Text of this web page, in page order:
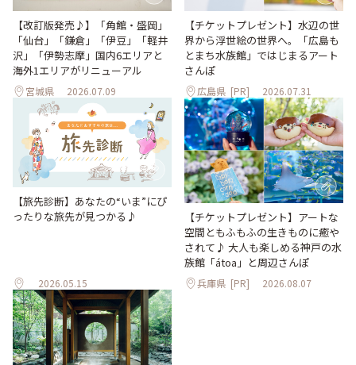
【改訂版発売♪】「角館・盛岡」
「仙台」「鎌倉」「伊豆」「軽井
沢」「伊勢志摩」国内6エリアと
海外1エリアがリニューアル
宮城県 2026.07.09
【チケットプレゼント】水辺の世
界から浮世絵の世界へ。「広島も
とまち水族館」ではじまるアート
さんぽ
広島県 [PR] 2026.07.31
【旅先診断】あなたの“いま”にぴ
ったりな旅先が見つかる♪
2026.05.15
【チケットプレゼント】アートな
空間ともふもふの生きものに癒や
されて♪ 大人も楽しめる神戸の水
族館「átoa」と周辺さんぽ
兵庫県 [PR] 2026.08.07